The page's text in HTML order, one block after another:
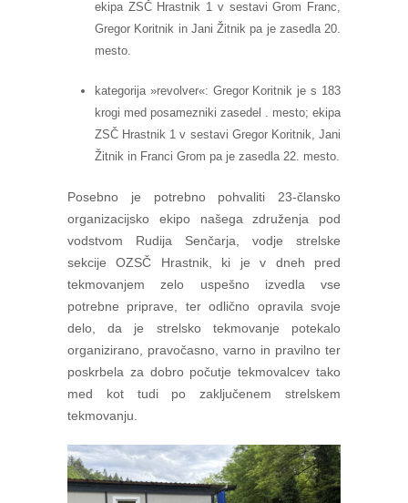
ekipa ZSČ Hrastnik 1 v sestavi Grom Franc,
Gregor Koritnik in Jani Žitnik pa je zasedla 20.
mesto.
kategorija »revolver«: Gregor Koritnik je s 183
krogi med posamezniki zasedel . mesto; ekipa
ZSČ Hrastnik 1 v sestavi Gregor Koritnik, Jani
Žitnik in Franci Grom pa je zasedla 22. mesto.
Posebno je potrebno pohvaliti 23-člansko
organizacijsko ekipo našega združenja pod
vodstvom Rudija Senčarja, vodje strelske
sekcije OZSČ Hrastnik, ki je v dneh pred
tekmovanjem zelo uspešno izvedla vse
potrebne priprave, ter odlično opravila svoje
delo, da je strelsko tekmovanje potekalo
organizirano, pravočasno, varno in pravilno ter
poskrbela za dobro počutje tekmovalcev tako
med kot tudi po zaključenem strelskem
tekmovanju.